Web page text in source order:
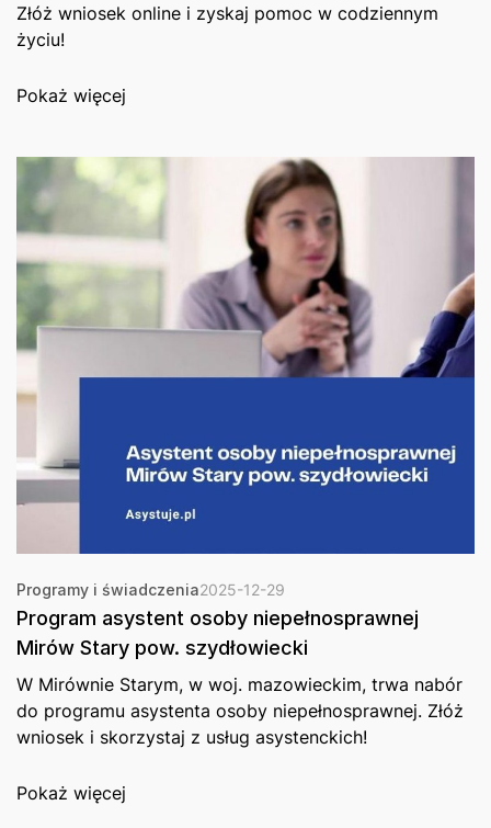
Złóż wniosek online i zyskaj pomoc w codziennym
życiu!
Pokaż więcej
Programy i świadczenia2025-12-29
Program asystent osoby niepełnosprawnej
Mirów Stary pow. szydłowiecki
W Mirównie Starym, w woj. mazowieckim, trwa nabór
do programu asystenta osoby niepełnosprawnej. Złóż
wniosek i skorzystaj z usług asystenckich!
Pokaż więcej